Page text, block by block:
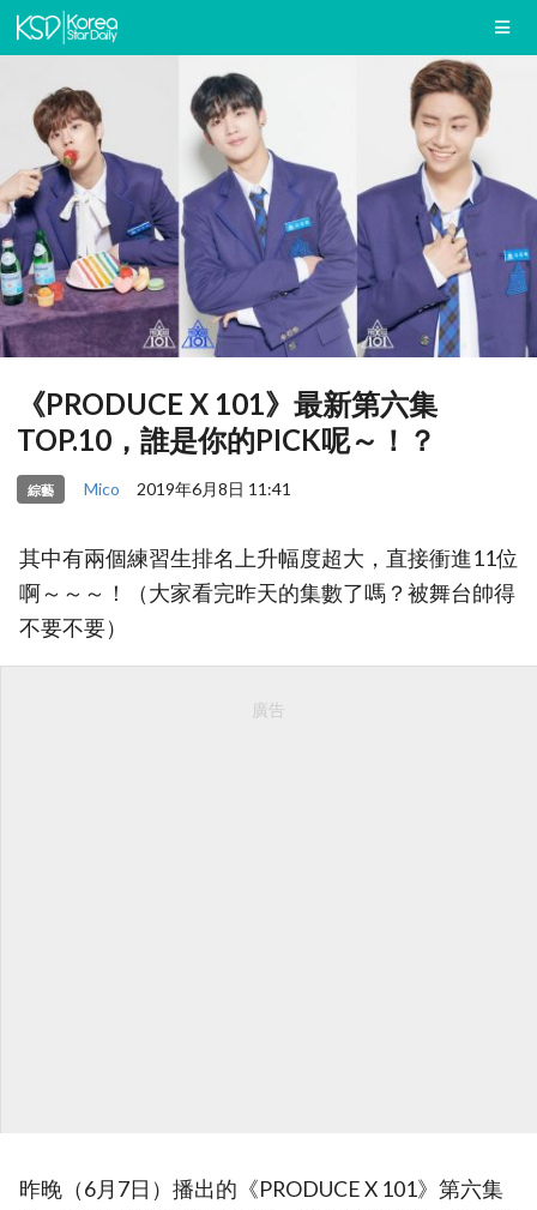
《PRODUCE X 101》最新第六集
TOP.10，誰是你的PICK呢～！？
綜藝 Mico 2019年6月8日 11:41
其中有兩個練習生排名上升幅度超大，直接衝進11位
啊～～～！（大家看完昨天的集數了嗎？被舞台帥得
不要不要）
廣告
昨晚（6月7日）播出的《PRODUCE X 101》第六集